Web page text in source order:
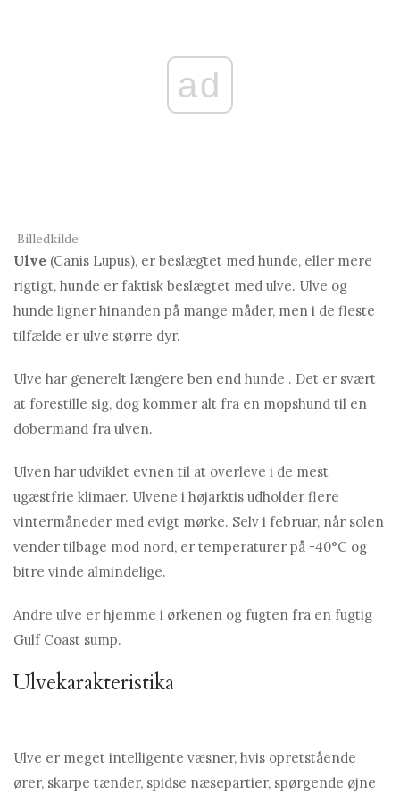
ad
Billedkilde
Ulve (Canis Lupus), er beslægtet med hunde, eller mere
rigtigt, hunde er faktisk beslægtet med ulve. Ulve og
hunde ligner hinanden på mange måder, men i de fleste
tilfælde er ulve større dyr.
Ulve har generelt længere ben end hunde . Det er svært
at forestille sig, dog kommer alt fra en mopshund til en
dobermand fra ulven.
Ulven har udviklet evnen til at overleve i de mest
ugæstfrie klimaer. Ulvene i højarktis udholder flere
vintermåneder med evigt mørke. Selv i februar, når solen
vender tilbage mod nord, er temperaturer på -40°C og
bitre vinde almindelige.
Andre ulve er hjemme i ørkenen og fugten fra en fugtig
Gulf Coast sump.
Ulvekarakteristika
Ulve er meget intelligente væsner, hvis opretstående
ører, skarpe tænder, spidse næsepartier, spørgende øjne